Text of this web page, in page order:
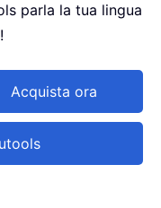
parla la tua lingua
Acquista ora